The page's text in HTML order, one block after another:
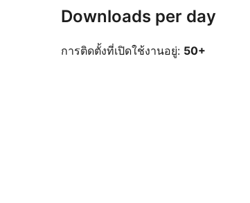
Downloads per day
การติดตั้งที่เปิดใช้งานอยู่: 50+